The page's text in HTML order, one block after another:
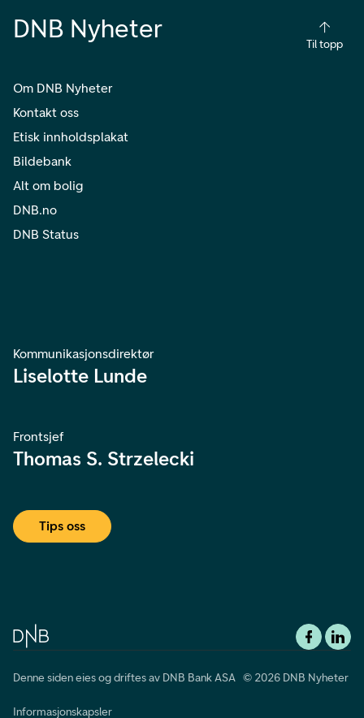
DNB Nyheter
Til topp
Om DNB Nyheter
Kontakt oss
Etisk innholdsplakat
Bildebank
Alt om bolig
DNB.no
DNB Status
Kommunikasjonsdirektør
Liselotte Lunde
Frontsjef
Thomas S. Strzelecki
Tips oss
Denne siden eies og driftes av DNB Bank ASA © 2026 DNB Nyheter
Informasjonskapsler